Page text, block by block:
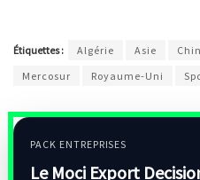
Étiquettes : Algérie Asie
Mercosur
Royaume-Uni
PACK ENTREPRISES
Le Moci Export